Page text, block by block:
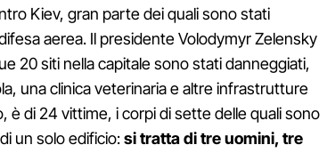
Kiev, gran parte dei quali sono stati
aerea. Il presidente Volodymyr Zelensky
20 siti nella capitale sono stati danneggiati,
una clinica veterinaria e altre infrastrutture
è di 24 vittime, i corpi di sette delle quali sono
un solo edificio:si tratta di tre uomini, tre